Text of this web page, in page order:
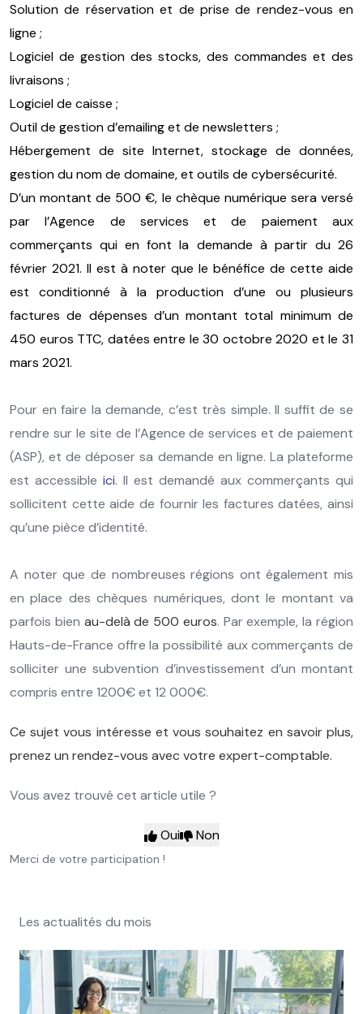
Solution de réservation et de prise de rendez-vous en
ligne ;
Logiciel de gestion des stocks, des commandes et des
livraisons ;
Logiciel de caisse ;
Outil de gestion d’emailing et de newsletters ;
Hébergement de site Internet, stockage de données,
gestion du nom de domaine, et outils de cybersécurité.
D’un montant de 500 €, le chèque numérique sera versé
par l’Agence de services et de paiement aux
commerçants qui en font la demande à partir du 26
février 2021. Il est à noter que le bénéfice de cette aide
est conditionné à la production d’une ou plusieurs
factures de dépenses d’un montant total minimum de
450 euros TTC, datées entre le 30 octobre 2020 et le 31
mars 2021.
Pour en faire la demande, c’est très simple. Il suffit de se
rendre sur le site de l’Agence de services et de paiement
(ASP), et de déposer sa demande en ligne. La plateforme
est accessible ici. Il est demandé aux commerçants qui
sollicitent cette aide de fournir les factures datées, ainsi
qu’une pièce d’identité.
A noter que de nombreuses régions ont également mis
en place des chèques numériques, dont le montant va
parfois bien au-delà de 500 euros. Par exemple, la région
Hauts-de-France offre la possibilité aux commerçants de
solliciter une subvention d’investissement d’un montant
compris entre 1200€ et 12 000€.
Ce sujet vous intéresse et vous souhaitez en savoir plus,
prenez un rendez-vous avec votre expert-comptable.
Vous avez trouvé cet article utile ?
Oui Non
Merci de votre participation !
Les actualités du mois